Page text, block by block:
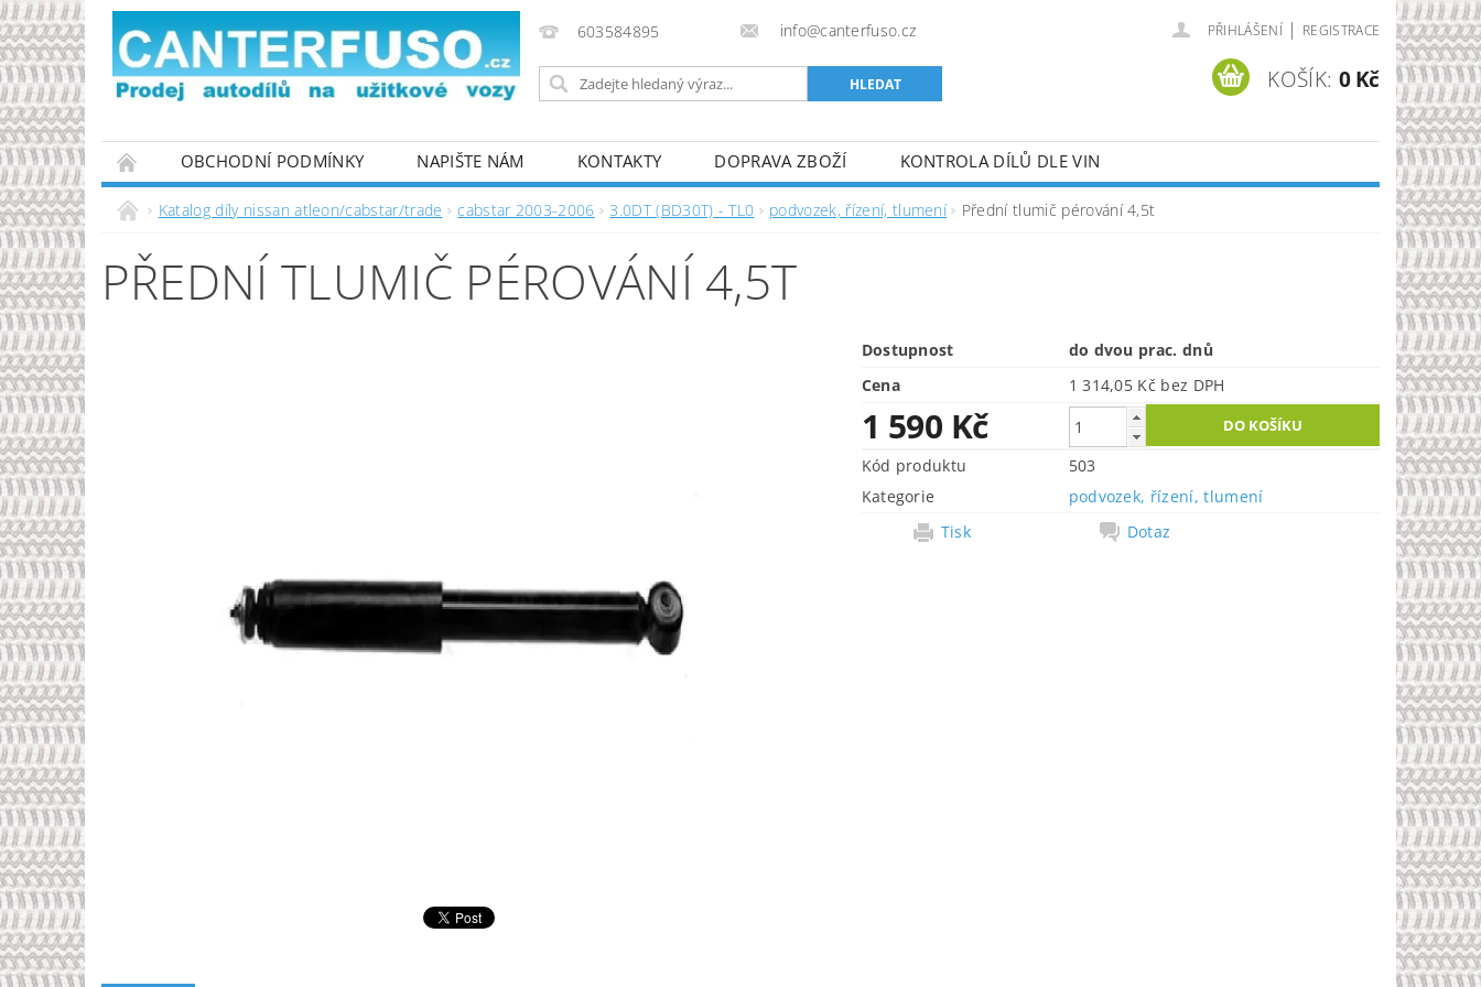
603584895 info@canterfuso.cz PŘIHLÁŠENÍ | REGISTRACE
KOŠÍK: 0 Kč
OBCHODNÍ PODMÍNKY NAPIŠTE NÁM KONTAKTY DOPRAVA ZBOŽÍ
KONTROLA DÍLŮ DLE VIN
PODMÍNKY OCHRANY OSOBNÍCH ÚDAJŮ
Katalog díly nissan atleon/cabstar/trade cabstar 2003-2006 3.0DT (BD30T) - TL0 podvozek, řízení, tlumení Přední tlumič pérování 4,5t
PŘEDNÍ TLUMIČ PÉROVÁNÍ 4,5T
Dostupnost
do dvou prac. dnů
Cena
1 314,05 Kč bez DPH
1 590 Kč
Kód produktu
503
Kategorie
podvozek, řízení, tlumení
Tisk
Dotaz